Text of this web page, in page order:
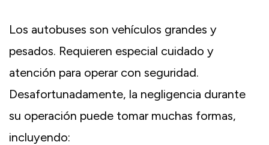
Los autobuses son vehículos grandes y
pesados. Requieren especial cuidado y
atención para operar con seguridad.
Desafortunadamente, la negligencia durante
su operación puede tomar muchas formas,
incluyendo: